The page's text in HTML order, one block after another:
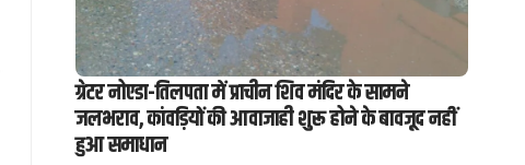
ग्रेटर नोएडा-तिलपता में प्राचीन शिव मंदिर के सामने
जलभराव, कांवड़ियों की आवाजाही शुरू होने के बावजूद नहीं
हुआ समाधान